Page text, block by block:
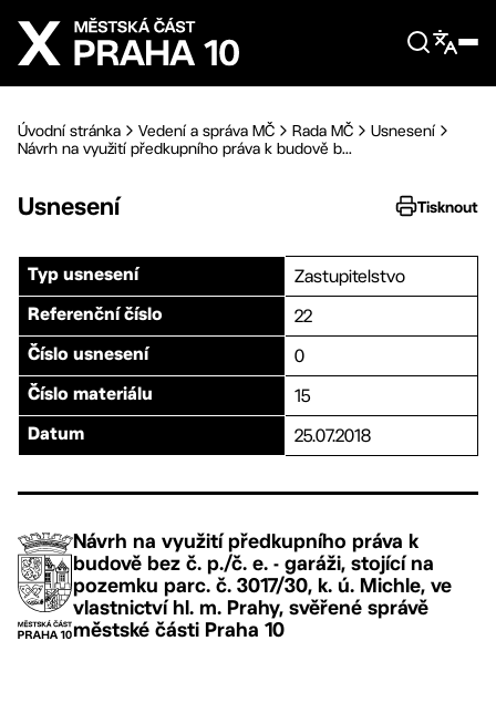
Přejít na hlavní obsah
Úvodní stránka Vedení a správa MČ Rada MČ
Usnesení
Návrh na využití předkupního práva k budově b...
Usnesení Tisknout
Typ usnesení Zastupitelstvo
Referenční číslo 22
Číslo usnesení 0
Číslo materiálu 15
Datum 25.07.2018
Návrh na využití předkupního práva k
budově bez č. p./č. e. - garáži, stojící na
pozemku parc. č. 3017/30, k. ú. Michle, ve
vlastnictví hl. m. Prahy, svěřené správě
městské části Praha 10